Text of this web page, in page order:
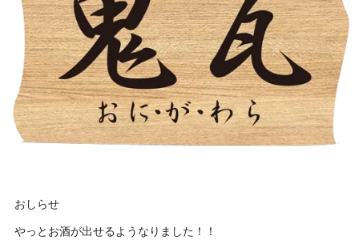
おしらせ
やっとお酒が出せるようなりました！！